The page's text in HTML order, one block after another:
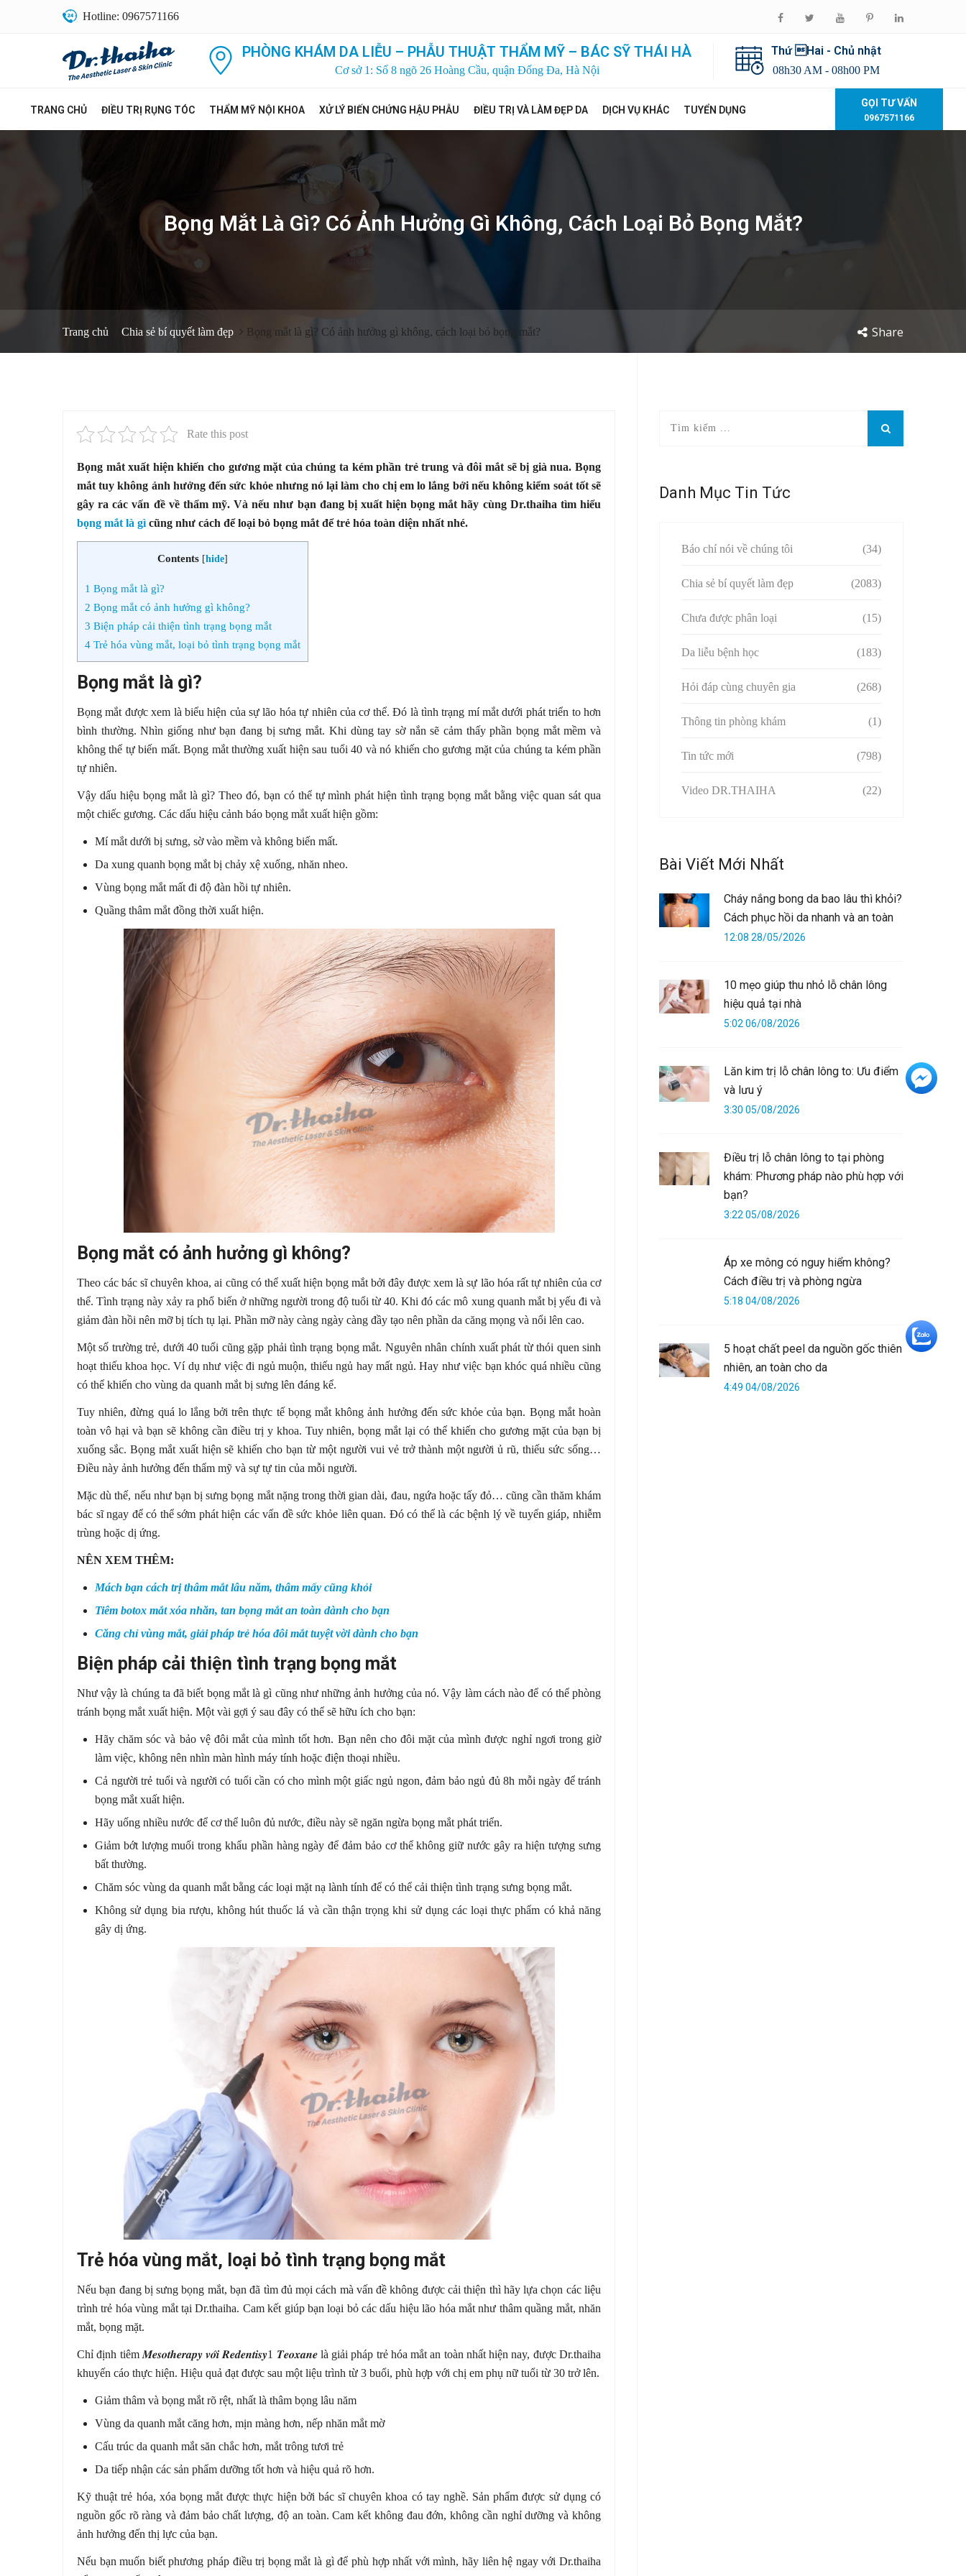
Hotline: 0967571166
PHÒNG KHÁM DA LIỄU – PHẪU THUẬT THẨM MỸ – BÁC SỸ THÁI HÀ
Cơ sở 1: Số 8 ngõ 26 Hoàng Cầu, quận Đống Đa, Hà Nội
Thứ Hai - Chủ nhật
08h30 AM - 08h00 PM
TRANG CHỦ ĐIỀU TRỊ RỤNG TÓC THẨM MỸ NỘI KHOA XỬ LÝ BIẾN CHỨNG HẬU PHẪU ĐIỀU TRỊ VÀ LÀM ĐẸP DA DỊCH VỤ KHÁC TUYỂN DỤNG
GỌI TƯ VẤN
0967571166
Bọng Mắt Là Gì? Có Ảnh Hưởng Gì Không, Cách Loại Bỏ Bọng Mắt?
Trang chủ Chia sẻ bí quyết làm đẹp Bọng mắt là gì? Có ảnh hưởng gì không, cách loại bỏ bọng mắt? Share
Rate this post
Bọng mắt xuất hiện khiến cho gương mặt của chúng ta kém phần trẻ trung và đôi mắt sẽ bị già nua. Bọng
mắt tuy không ảnh hưởng đến sức khỏe nhưng nó lại làm cho chị em lo lắng bởi nếu không kiểm soát tốt sẽ
gây ra các vấn đề về thẩm mỹ. Và nếu như bạn đang bị xuất hiện bọng mắt hãy cùng Dr.thaiha tìm hiểu
bọng mắt là gì cũng như cách để loại bỏ bọng mắt để trẻ hóa toàn diện nhất nhé.
Contents [hide]
1 Bọng mắt là gì?
2 Bọng mắt có ảnh hưởng gì không?
3 Biện pháp cải thiện tình trạng bọng mắt
4 Trẻ hóa vùng mắt, loại bỏ tình trạng bọng mắt
Bọng mắt là gì?
Bọng mắt được xem là biểu hiện của sự lão hóa tự nhiên của cơ thể. Đó là tình trạng mí mắt dưới phát triển to hơn
bình thường. Nhìn giống như bạn đang bị sưng mắt. Khi dùng tay sờ nắn sẽ cảm thấy phần bọng mắt mềm và
không thể tự biến mất. Bọng mắt thường xuất hiện sau tuổi 40 và nó khiến cho gương mặt của chúng ta kém phần
tự nhiên.
Vậy dấu hiệu bọng mắt là gì? Theo đó, bạn có thể tự mình phát hiện tình trạng bọng mắt bằng việc quan sát qua
một chiếc gương. Các dấu hiệu cảnh báo bọng mắt xuất hiện gồm:
Mí mắt dưới bị sưng, sờ vào mềm và không biến mất.
Da xung quanh bọng mắt bị chảy xệ xuống, nhăn nheo.
Vùng bọng mắt mất đi độ đàn hồi tự nhiên.
Quầng thâm mắt đồng thời xuất hiện.
Bọng mắt có ảnh hưởng gì không?
Theo các bác sĩ chuyên khoa, ai cũng có thể xuất hiện bọng mắt bởi đây được xem là sự lão hóa rất tự nhiên của cơ
thể. Tình trạng này xảy ra phổ biến ở những người trong độ tuổi từ 40. Khi đó các mô xung quanh mắt bị yếu đi và
giảm đàn hồi nên mỡ bị tích tụ lại. Phần mỡ này càng ngày càng đầy tạo nên phần da căng mọng và nổi lên cao.
Một số trường trẻ, dưới 40 tuổi cũng gặp phải tình trạng bọng mắt. Nguyên nhân chính xuất phát từ thói quen sinh
hoạt thiếu khoa học. Ví dụ như việc đi ngủ muộn, thiếu ngủ hay mất ngủ. Hay như việc bạn khóc quá nhiều cũng
có thể khiến cho vùng da quanh mắt bị sưng lên đáng kể.
Tuy nhiên, đừng quá lo lắng bởi trên thực tế bọng mắt không ảnh hưởng đến sức khỏe của bạn. Bọng mắt hoàn
toàn vô hại và bạn sẽ không cần điều trị y khoa. Tuy nhiên, bọng mắt lại có thể khiến cho gương mặt của bạn bị
xuống sắc. Bọng mắt xuất hiện sẽ khiến cho bạn từ một người vui vẻ trở thành một người ủ rũ, thiếu sức sống…
Điều này ảnh hưởng đến thẩm mỹ và sự tự tin của mỗi người.
Mặc dù thế, nếu như bạn bị sưng bọng mắt nặng trong thời gian dài, đau, ngứa hoặc tấy đỏ… cũng cần thăm khám
bác sĩ ngay để có thể sớm phát hiện các vấn đề sức khỏe liên quan. Đó có thể là các bệnh lý về tuyến giáp, nhiễm
trùng hoặc dị ứng.
NÊN XEM THÊM:
Mách bạn cách trị thâm mắt lâu năm, thâm mấy cũng khỏi
Tiêm botox mắt xóa nhăn, tan bọng mắt an toàn dành cho bạn
Căng chỉ vùng mắt, giải pháp trẻ hóa đôi mắt tuyệt vời dành cho bạn
Biện pháp cải thiện tình trạng bọng mắt
Như vậy là chúng ta đã biết bọng mắt là gì cũng như những ảnh hưởng của nó. Vậy làm cách nào để có thể phòng
tránh bọng mắt xuất hiện. Một vài gợi ý sau đây có thể sẽ hữu ích cho bạn:
Hãy chăm sóc và bảo vệ đôi mắt của mình tốt hơn. Bạn nên cho đôi mặt của mình được nghỉ ngơi trong giờ
làm việc, không nên nhìn màn hình máy tính hoặc điện thoại nhiều.
Cả người trẻ tuổi và người có tuổi cần có cho mình một giấc ngủ ngon, đảm bảo ngủ đủ 8h mỗi ngày để tránh
bọng mắt xuất hiện.
Hãy uống nhiều nước để cơ thể luôn đủ nước, điều này sẽ ngăn ngừa bọng mắt phát triển.
Giảm bớt lượng muối trong khẩu phần hàng ngày để đảm bảo cơ thể không giữ nước gây ra hiện tượng sưng
bất thường.
Chăm sóc vùng da quanh mắt bằng các loại mặt nạ lành tính để có thể cải thiện tình trạng sưng bọng mắt.
Không sử dụng bia rượu, không hút thuốc lá và cần thận trọng khi sử dụng các loại thực phẩm có khả năng
gây dị ứng.
Trẻ hóa vùng mắt, loại bỏ tình trạng bọng mắt
Nếu bạn đang bị sưng bọng mắt, bạn đã tìm đủ mọi cách mà vấn đề không được cải thiện thì hãy lựa chọn các liệu
trình trẻ hóa vùng mắt tại Dr.thaiha. Cam kết giúp bạn loại bỏ các dấu hiệu lão hóa mắt như thâm quầng mắt, nhăn
mắt, bọng mặt.
Chỉ định tiêm 𝑴𝒆𝒔𝒐𝒕𝒉𝒆𝒓𝒂𝒑𝒚 𝒗𝒐𝒊 𝑹𝒆𝒅𝒆𝒏𝒕𝒊𝒔𝒚1 𝑻𝒆𝒐𝒙𝒂𝒏𝒆là giải pháp trẻ hóa mắt an toàn nhất hiện nay, được Dr.thaiha
khuyến cáo thực hiện. Hiệu quả đạt được sau một liệu trình từ 3 buổi, phù hợp với chị em phụ nữ tuổi từ 30 trở lên.
Giảm thâm và bọng mắt rõ rệt, nhất là thâm bọng lâu năm
Vùng da quanh mắt căng hơn, mịn màng hơn, nếp nhăn mắt mờ
Cấu trúc da quanh mắt săn chắc hơn, mắt trông tươi trẻ
Da tiếp nhận các sản phẩm dưỡng tốt hơn và hiệu quả rõ hơn.
Kỹ thuật trẻ hóa, xóa bọng mắt được thực hiện bởi bác sĩ chuyên khoa có tay nghề. Sản phẩm được sử dụng có
nguồn gốc rõ ràng và đảm bảo chất lượng, độ an toàn. Cam kết không đau đớn, không cần nghỉ dưỡng và không
ảnh hưởng đến thị lực của bạn.
Nếu bạn muốn biết phương pháp điều trị bọng mắt là gì để phù hợp nhất với mình, hãy liên hệ ngay với Dr.thaiha
Danh Mục Tin Tức
Báo chí nói về chúng tôi (34)
Chia sẻ bí quyết làm đẹp (2083)
Chưa được phân loại (15)
Da liễu bệnh học (183)
Hỏi đáp cùng chuyên gia (268)
Thông tin phòng khám (1)
Tin tức mới (798)
Video DR.THAIHA (22)
Bài Viết Mới Nhất
Cháy nắng bong da bao lâu thì khỏi?
Cách phục hồi da nhanh và an toàn
12:08 28/05/2026
10 mẹo giúp thu nhỏ lỗ chân lông
hiệu quả tại nhà
5:02 06/08/2026
Lăn kim trị lỗ chân lông to: Ưu điểm
và lưu ý
3:30 05/08/2026
Điều trị lỗ chân lông to tại phòng
khám: Phương pháp nào phù hợp với
bạn?
3:22 05/08/2026
Áp xe mông có nguy hiểm không?
Cách điều trị và phòng ngừa
5:18 04/08/2026
5 hoạt chất peel da nguồn gốc thiên
nhiên, an toàn cho da
4:49 04/08/2026
+3
+5